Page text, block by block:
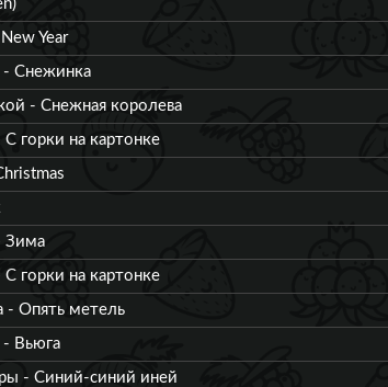
Year
Снежинка
- Снежная королева
горки на картонке
Зима
горки на картонке
- Опять метель
Вьюга
- Синий-синий иней